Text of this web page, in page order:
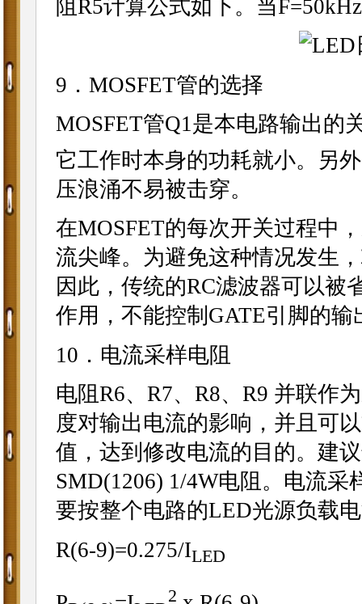
阻R5计算公式如下。当
9．MOSFET管的选择
MOSFET管Q1是本电路输出的
它工作时本身的功耗就小。另
压浪涌不易被击穿。
在MOSFET的每次开关过程中
流尖峰。为避免这种情况发生
因此，传统的RC滤波器可以被
作用，不能控制GATE引脚的输
10．电流采样电阻
电阻R6、R7、R8、R9 并联作
度对输出电流的影响，并且可
值，达到修改电流的目的。建
SMD(1206) 1/4W电阻。电流
要按整个电路的LED光源负载
R(6-9)=0.275/ILED
2